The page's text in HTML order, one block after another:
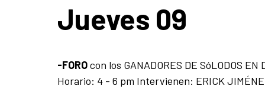
Jueves 09
-FOROcon los GANADORES DE SóLODOS
Horario: 4 - 6 pm Intervienen: ERICK